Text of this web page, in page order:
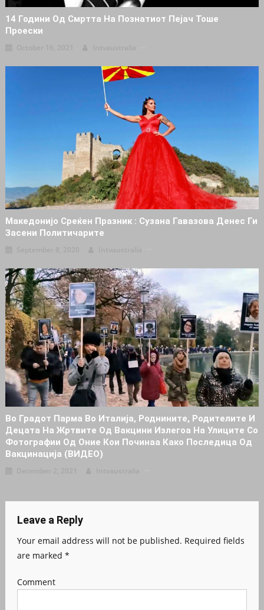
14 Години Од Смртта На Познатиот Пејач Тоше
Проески
Македонијо Среќен Празник : Сузана Гавазова Денес Ги
Засени Политичарите
Во Градот Парма Во Италија, Роднините, Родителите И
Децата На Жртвите Од Вакцини Излегоа На Улиците Со
Фотографии Од Оние Кои Починаа Како Последица Од
Вакцинација (ВИДЕО)
Leave a Reply
Your email address will not be published. Required fields
are marked *
Comment